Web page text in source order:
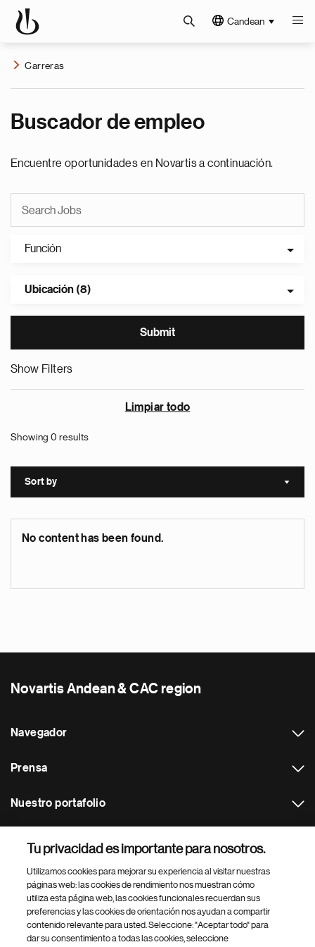
Candean
Carreras
Buscador de empleo
Encuentre oportunidades en Novartis a continuación.
Función
Ubicación (8)
Show Filters
Limpiar todo
Showing 0 results
Sort by Sort
No content has been found.
Novartis Andean & CAC region
Navegador
Prensa
Nuestro portafolio
Footer Site Search
Tu privacidad es importante para nosotros.
Utilizamos cookies para mejorar su experiencia al visitar nuestras
páginas web: las cookies de rendimiento nos muestran cómo
utiliza esta página web, las cookies funcionales recuerdan sus
preferencias y las cookies de orientación nos ayudan a compartir
contenido relevante para usted. Seleccione: "Aceptar todo" para
dar su consentimiento a todas las cookies, seleccione